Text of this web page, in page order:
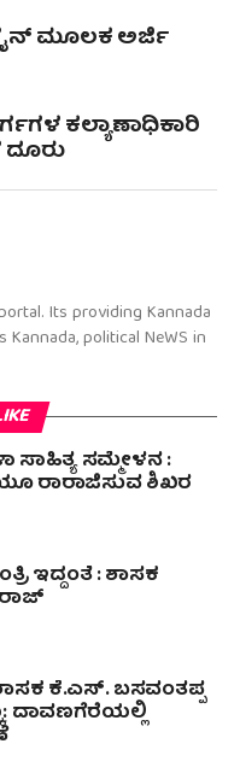
ಮೂಲಕ ಅರ್ಜಿ
ಕಲ್ಯಾಣಾಧಿಕಾರಿ
ದೂರು
Its providing Kannada
political NeWS in
ಸಮ್ಮೇಳನ :
ರಾರಾಜಿಸುವ ಶಿಖರ
ಇದ್ದಂತೆ : ಶಾಸಕ
ಕೆ.ಎಸ್. ಬಸವಂತಪ್ಪ
ದಾವಣಗೆರೆಯಲ್ಲಿ